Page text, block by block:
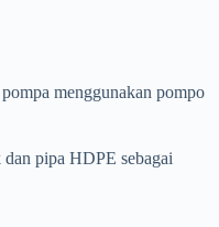
menggunakan pompo
pipa HDPE sebagai